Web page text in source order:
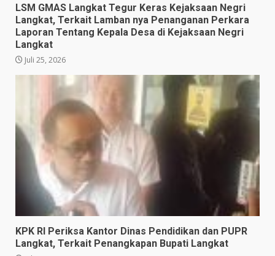
LSM GMAS Langkat Tegur Keras Kejaksaan Negri
Langkat, Terkait Lamban nya Penanganan Perkara
Laporan Tentang Kepala Desa di Kejaksaan Negri
Langkat
Juli 25, 2026
KPK RI Periksa Kantor Dinas Pendidikan dan PUPR
Langkat, Terkait Penangkapan Bupati Langkat